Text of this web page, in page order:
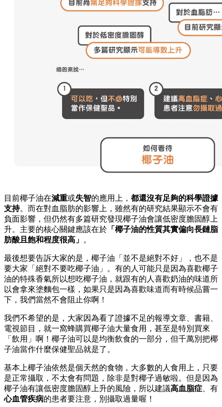
目前椰子油在減重或失智的應用上， 都還沒有足夠的科學證據
支持。而在對血脂肪的影響上，雖然有的研究結果顯示不會有
負面影響，但仍然有多篇研究發現椰子油會讓低密度膽固醇上
升。主要的核心關鍵應該在於 「椰子油的性質其實偏向長鏈脂
肪酸且飽和程度很高」 。
最後想要告訴大家的是，椰子油「並不是絕對不好」，也不是
要大家「絕對不要吃椰子油」。有的人可能只是因為喜歡椰子
油的特殊香氣所以想吃椰子油，就跟有的人喜歡奶油的味道所
以會拿來塗麵包一樣，如果只是因為喜歡味道而有時候品嘗一
下，我們當然不會阻止你啊！
我們不希望的是，大家因為看了證據不足的報導文章、書籍、
電視節目，就一窩蜂購買椰子油大量食用，甚至是特別買來
「飲用」啊！椰子油可以是均衡飲食的一部分，但千萬別把椰
子油當作什麼保健聖品就是了。
基本上椰子油依然是個天然的食物，大多數的人食用上，只要
是正常攝取，不太會有問題，除非是對椰子過敏啦。但是因為
椰子油有讓低密度膽固醇上升的風險，所以建議高血脂症 、有
心血管疾病的患者要注意，別攝取過量喔！